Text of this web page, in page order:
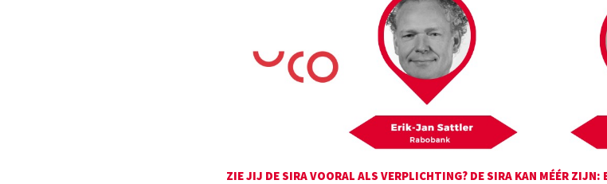
ZIE JIJ DE SIRA VOORAL ALS VERPLICHTING? DE SIRA KAN MÉÉR